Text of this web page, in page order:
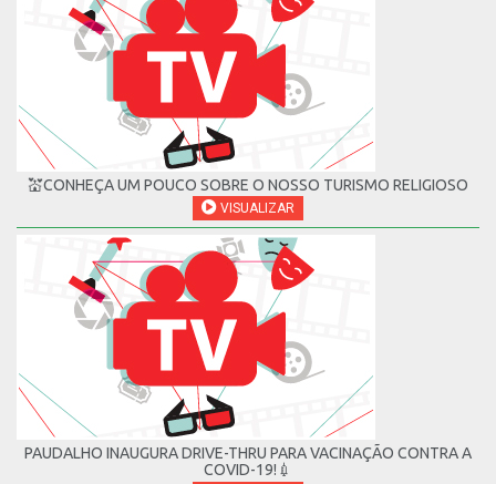
💒CONHEÇA UM POUCO SOBRE O NOSSO TURISMO RELIGIOSO
VISUALIZAR
PAUDALHO INAUGURA DRIVE-THRU PARA VACINAÇÃO CONTRA A
COVID-19!💉